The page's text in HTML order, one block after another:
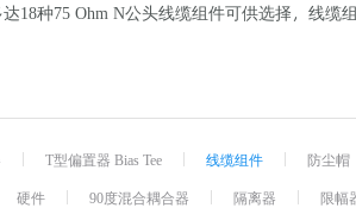
射频同轴衰减
射频转接头
工具
巴伦
18种75 Ohm N公头线缆组件可供选择，线缆
T型偏置器 Bias Tee 线缆组件 防尘帽
硬件 90度混合耦合器 隔离器 限幅